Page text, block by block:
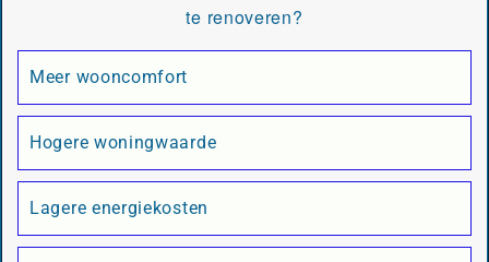
te renoveren?
Meer wooncomfort
Hogere woningwaarde
Lagere energiekosten